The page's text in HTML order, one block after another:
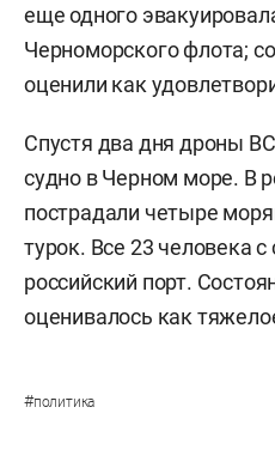
еще одного
Черноморского флота;
оценили как
Спустя два дня дроны
судно в Черном море. В
пострадали четыре
турок. Все 23 человека
российский порт.
оценивалось как
#политика